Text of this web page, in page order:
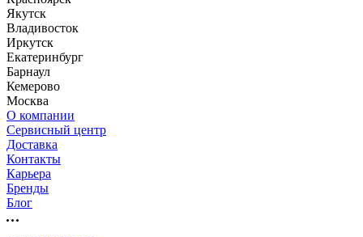
Якутск
Владивосток
Иркутск
Екатеринбург
Барнаул
Кемерово
Москва
О компании
Сервисный центр
Доставка
Контакты
Карьера
Бренды
Блог